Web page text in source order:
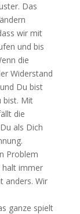
Das
wir mit
und bis
die
Widerstand
Du bist
bist. Mit
die
als Dich
Problem
halt immer
anders. Wir
ganze spielt